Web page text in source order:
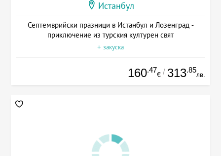
Истанбул
Септемврийски празници в Истанбул и Лозенград -
приключение из турския културен свят
+ закуска
160.47
€ / 313.85
лв.